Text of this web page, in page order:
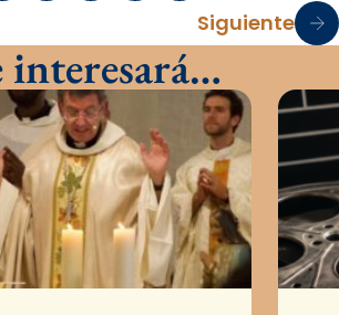
Siguiente
interesará…